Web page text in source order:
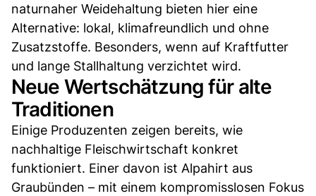
naturnaher Weidehaltung bieten hier eine
Alternative: lokal, klimafreundlich und ohne
Zusatzstoffe. Besonders, wenn auf Kraftfutter
und lange Stallhaltung verzichtet wird.
Neue Wertschätzung für alte
Traditionen
Einige Produzenten zeigen bereits, wie
nachhaltige Fleischwirtschaft konkret
funktioniert. Einer davon ist Alpahirt aus
Graubünden – mit einem kompromisslosen Fokus